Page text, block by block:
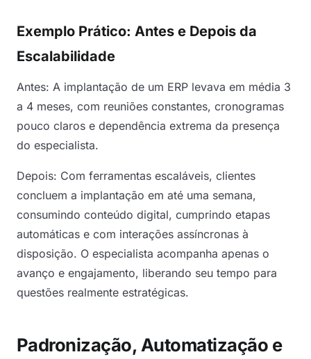
Exemplo Prático: Antes e Depois da
Escalabilidade
Antes: A implantação de um ERP levava em média 3
a 4 meses, com reuniões constantes, cronogramas
pouco claros e dependência extrema da presença
do especialista.
Depois: Com ferramentas escaláveis, clientes
concluem a implantação em até uma semana,
consumindo conteúdo digital, cumprindo etapas
automáticas e com interações assíncronas à
disposição. O especialista acompanha apenas o
avanço e engajamento, liberando seu tempo para
questões realmente estratégicas.
Padronização, Automatização e